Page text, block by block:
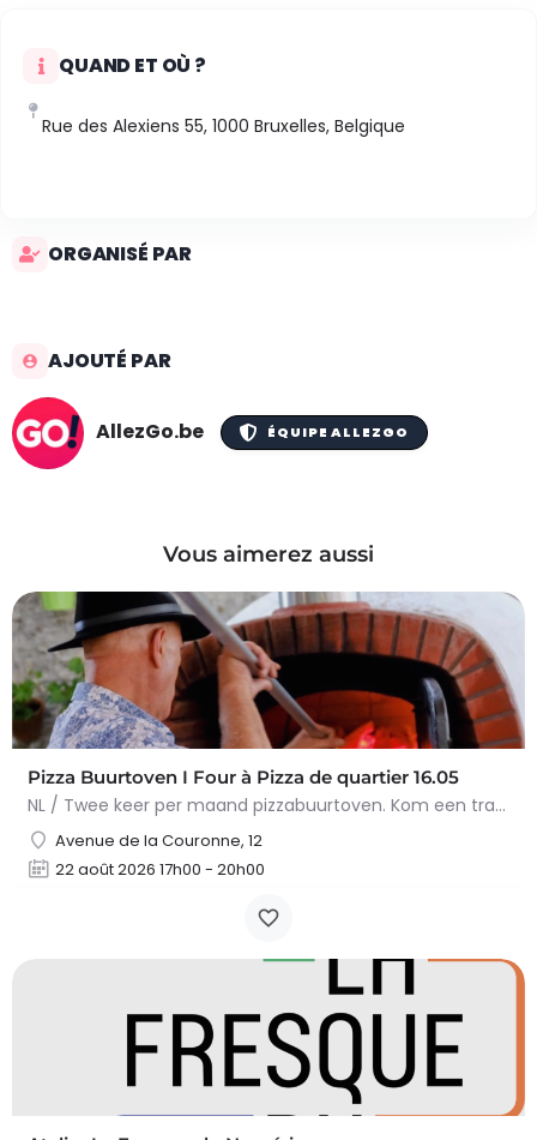
QUAND ET OÙ ?
Rue des Alexiens 55, 1000 Bruxelles, Belgique
ORGANISÉ PAR
AJOUTÉ PAR
AllezGo.be ÉQUIPE ALLEZGO
Vous aimerez aussi
Pizza Buurtoven I Four à Pizza de quartier 16.05
NL / Twee keer per maand pizzabuurtoven. Kom een traditionele op houtvuur gebakken pizza eten in een…
Avenue de la Couronne, 12
22 août 2026 17h00 - 20h00